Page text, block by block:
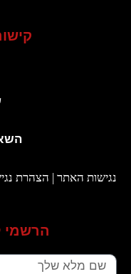
נגישות האתר | הצהרת
הרשמי
שם